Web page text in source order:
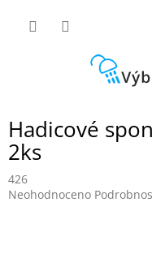
Hadicové
2ks
426
Průměrné
Neohodnoceno